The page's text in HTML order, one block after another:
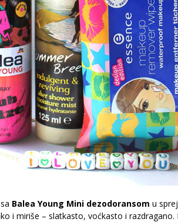
Balea Young Mini dezodoransom u
i miriše – slatkasto, voćkasto i